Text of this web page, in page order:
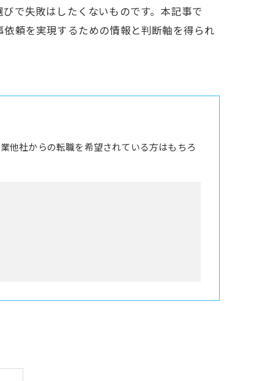
で失敗はしたくないものです。本記事で
頼を実現するための情報と判断軸を得られ
他社からの転職を希望されている方はもちろ